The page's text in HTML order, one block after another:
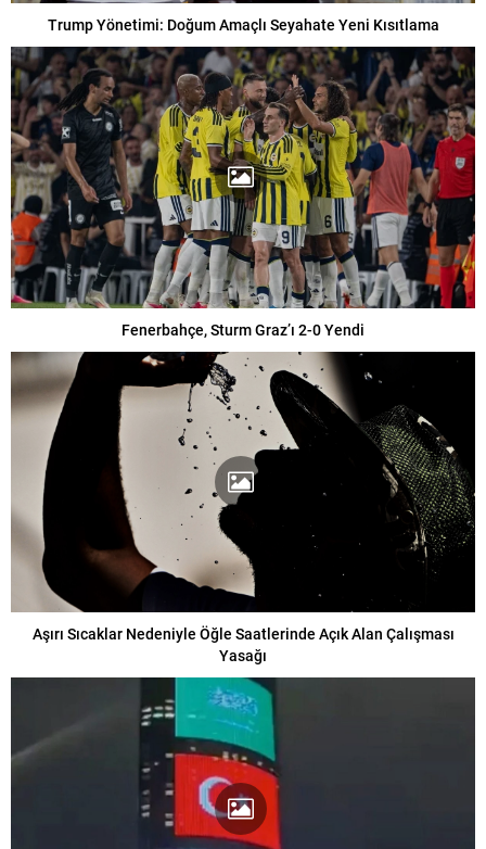
Trump Yönetimi: Doğum Amaçlı Seyahate Yeni Kısıtlama
Fenerbahçe, Sturm Graz’ı 2-0 Yendi
Aşırı Sıcaklar Nedeniyle Öğle Saatlerinde Açık Alan Çalışması
Yasağı